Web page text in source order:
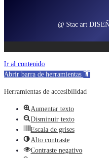
@ Stac art
Ir al contenido
Abrir barra de herramientas
Herramientas de accesibilidad
Aumentar texto
Disminuir texto
Escala de grises
Alto contraste
Contraste negativo